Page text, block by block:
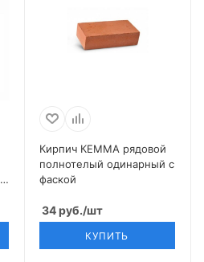
Кирпич КЕММА рядовой
полнотелый одинарный с
фаской
34руб./шт
КУПИТЬ